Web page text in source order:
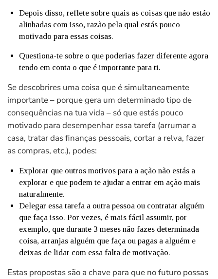
Depois disso, reflete sobre quais as coisas que não estão
alinhadas com isso, razão pela qual estás pouco
motivado para essas coisas.
Questiona-te sobre o que poderias fazer diferente agora
tendo em conta o que é importante para ti.
Se descobrires uma coisa que é simultaneamente
importante – porque gera um determinado tipo de
consequências na tua vida – só que estás pouco
motivado para desempenhar essa tarefa (arrumar a
casa, tratar das finanças pessoais, cortar a relva, fazer
as compras, etc.), podes:
Explorar que outros motivos para a ação não estás a
explorar e que podem te ajudar a entrar em ação mais
naturalmente.
Delegar essa tarefa a outra pessoa ou contratar alguém
que faça isso. Por vezes, é mais fácil assumir, por
exemplo, que durante 3 meses não fazes determinada
coisa, arranjas alguém que faça ou pagas a alguém e
deixas de lidar com essa falta de motivação.
Estas propostas são a chave para que no futuro possas